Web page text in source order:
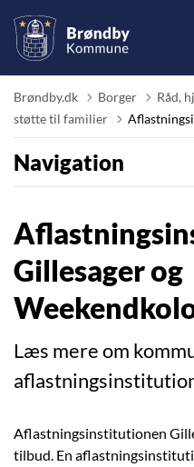
Brøndby.dk Borger Råd,
støtte til familier
Navigation
Gillesager og
Læs mere om
Aflastningsinstitutionen
tilbud. En